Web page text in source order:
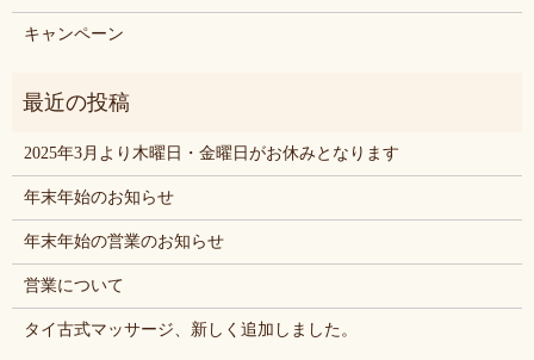
キャンペーン
2025年3月より木曜日・金曜日がお休みとなります
年末年始のお知らせ
年末年始の営業のお知らせ
営業について
タイ古式マッサージ、新しく追加しました。